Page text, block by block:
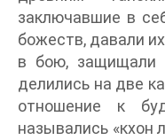
заключавшие в
божеств, давали
в бою, защищали
делились на две
отношение к
назывались «кхон